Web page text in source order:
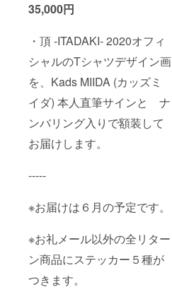
35,000円
・頂 -ITADAKI- 2020オフィ
シャルのTシャツデザイン画
を、Kads MIIDA (カッズミ
イダ) 本人直筆サインと ナ
ンバリング入りで額装して
お届けします。
-----
※お届けは６月の予定です。
※お礼メール以外の全リター
ン商品にステッカー５種が
つきます。